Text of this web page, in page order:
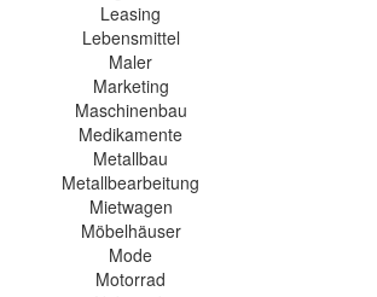
Leasing
Lebensmittel
Maler
Marketing
Maschinenbau
Medikamente
Metallbau
Metallbearbeitung
Mietwagen
Möbelhäuser
Mode
Motorrad